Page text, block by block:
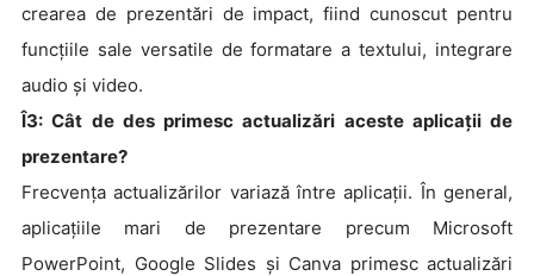
crearea de prezentări de impact, fiind cunoscut pentru
funcțiile sale versatile de formatare a textului, integrare
audio și video.
Î3: Cât de des primesc actualizări aceste aplicații de
prezentare?
Frecvența actualizărilor variază între aplicații. În general,
aplicațiile mari de prezentare precum Microsoft
PowerPoint, Google Slides și Canva primesc actualizări